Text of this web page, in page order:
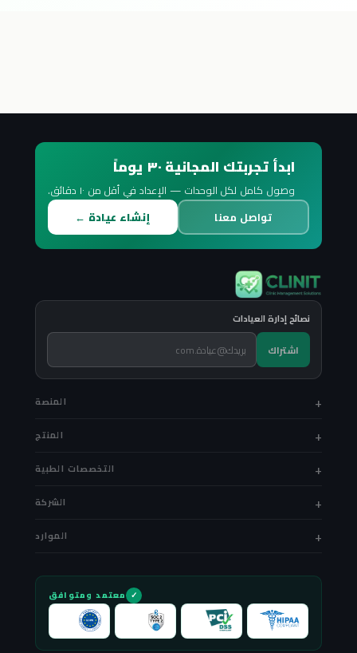
ابدأ تجربتك المجانية ٣٠ يوماً
وصول كامل لكل الوحدات — الإعداد في أقل من ١٠ دقائق.
إنشاء عيادة ←
تواصل معنا
نصائح إدارة العيادات
اشتراك
المنصة
المنتج
التخصصات الطبية
الشركة
الموارد
معتمد ومتوافق